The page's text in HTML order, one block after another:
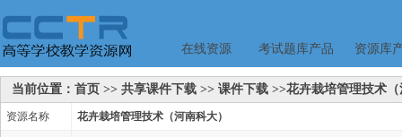
在线资源 考试题库产品 资源库
当前位置：首页 >> 共享课件下载 >> 课件下载 >>花卉栽培管理技术
资源名称 花卉栽培管理技术（河南科大）